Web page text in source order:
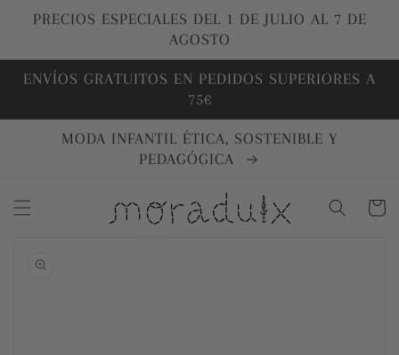
directamente
PRECIOS ESPECIALES DEL 1 DE JULIO AL 7 DE
AGOSTO
ENVÍOS GRATUITOS EN PEDIDOS SUPERIORES A
75€
MODA INFANTIL ÉTICA, SOSTENIBLE Y
PEDAGÓGICA
Carrito
información